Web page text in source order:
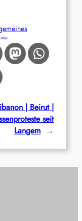
usa
| Beirut |
seit
Langem →